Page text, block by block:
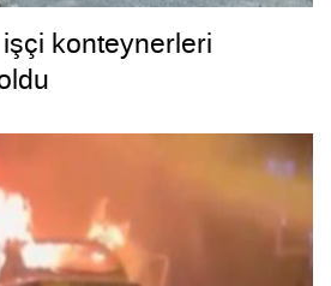
işçi konteynerleri